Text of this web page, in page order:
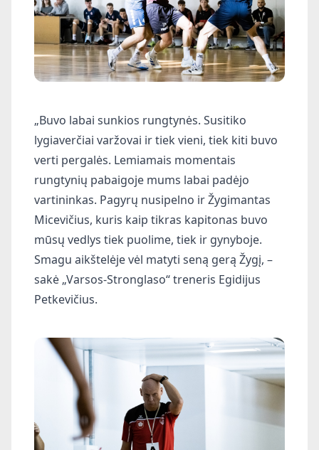
„Buvo labai sunkios rungtynės. Susitiko
lygiaverčiai varžovai ir tiek vieni, tiek kiti buvo
verti pergalės. Lemiamais momentais
rungtynių pabaigoje mums labai padėjo
vartininkas. Pagyrų nusipelno ir Žygimantas
Micevičius, kuris kaip tikras kapitonas buvo
mūsų vedlys tiek puolime, tiek ir gynyboje.
Smagu aikštelėje vėl matyti seną gerą Žygį, –
sakė „Varsos-Stronglaso“ treneris Egidijus
Petkevičius.